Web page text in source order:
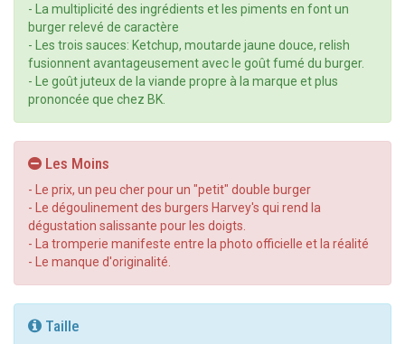
- La multiplicité des ingrédients et les piments en font un
burger relevé de caractère
- Les trois sauces: Ketchup, moutarde jaune douce, relish
fusionnent avantageusement avec le goût fumé du burger.
- Le goût juteux de la viande propre à la marque et plus
prononcée que chez BK.
Les Moins
- Le prix, un peu cher pour un "petit" double burger
- Le dégoulinement des burgers Harvey's qui rend la
dégustation salissante pour les doigts.
- La tromperie manifeste entre la photo officielle et la réalité
- Le manque d'originalité.
Taille